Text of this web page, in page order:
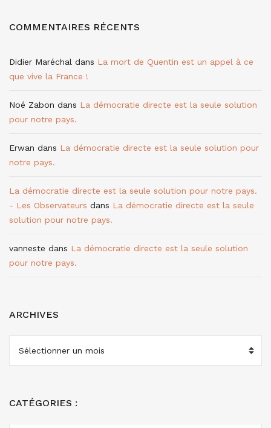
COMMENTAIRES RÉCENTS
Didier Maréchal dans La mort de Quentin est un appel à ce
que vive la France !
Noé Zabon dans La démocratie directe est la seule solution
pour notre pays.
Erwan dans La démocratie directe est la seule solution pour
notre pays.
La démocratie directe est la seule solution pour notre pays.
- Les Observateurs dans La démocratie directe est la seule
solution pour notre pays.
vanneste dans La démocratie directe est la seule solution
pour notre pays.
ARCHIVES
CATÉGORIES :